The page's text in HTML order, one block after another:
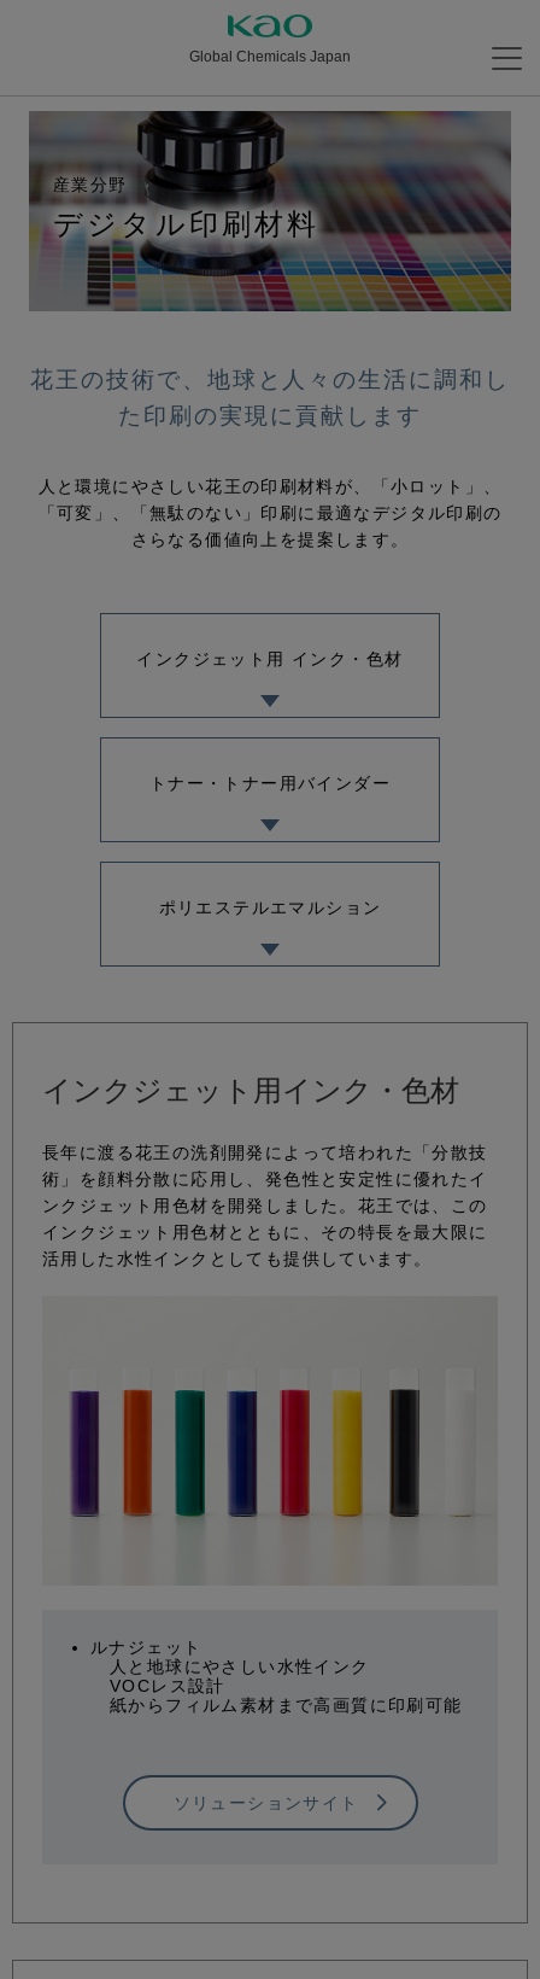
Global Chemicals Japan
産業分野
デジタル印刷材料
花王の技術で、地球と人々の生活に調和し
た印刷の実現に貢献します
人と環境にやさしい花王の印刷材料が、「小ロット」、
「可変」、「無駄のない」印刷に最適なデジタル印刷の
さらなる価値向上を提案します。
インクジェット用 インク・色材
トナー・トナー用バインダー
ポリエステルエマルション
インクジェット用インク・色材
長年に渡る花王の洗剤開発によって培われた「分散技
術」を顔料分散に応用し、発色性と安定性に優れたイ
ンクジェット用色材を開発しました。花王では、この
インクジェット用色材とともに、その特長を最大限に
活用した水性インクとしても提供しています。
ルナジェット
人と地球にやさしい水性インク
VOCレス設計
紙からフィルム素材まで高画質に印刷可能
ソリューションサイト